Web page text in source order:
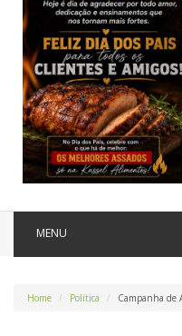
MENU
Home Política Campanha de